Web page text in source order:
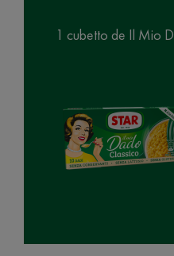
1 cubetto de Il Mio